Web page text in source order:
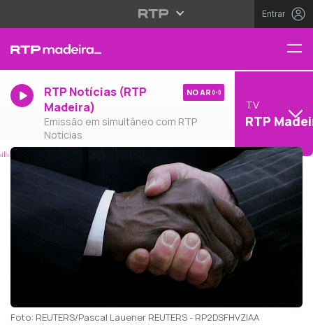
Entrar
RTP Notícias (RTP
Madeira)
Emissão em simultâneo com RTP
Notícias
NO AR
TV
RTP
Foto: REUTERS/Pascal Lauener REUTERS - RP2DSFHVZIAA